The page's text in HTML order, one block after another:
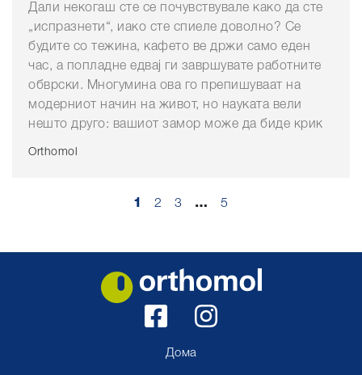
Дали некогаш сте се почувствувале како да сте
„испразнети“, иако сте спиеле доволно? Се
будите со тежина, кафето ве држи само еден
час, а попладне едвај ги завршувате работните
обврски. Многумина ова го препишуваат на
модерниот начин на живот, но науката вели
нешто друго: вашиот замор може да биде крик
Orthomol
1 2 3 … 5
Дома